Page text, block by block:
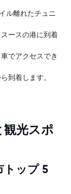
ル離れたチュニ
ースの港に到着
でアクセスでき
到着します。
光スポ
トップ 5